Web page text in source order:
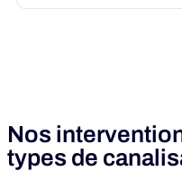
Nos
types de